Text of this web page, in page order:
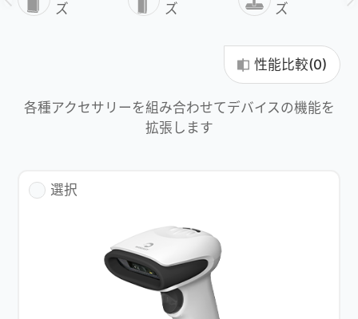
ズ
ズ
ズ
性能比較(0)
各種アクセサリーを組み合わせてデバイスの機能を
拡張します
選択